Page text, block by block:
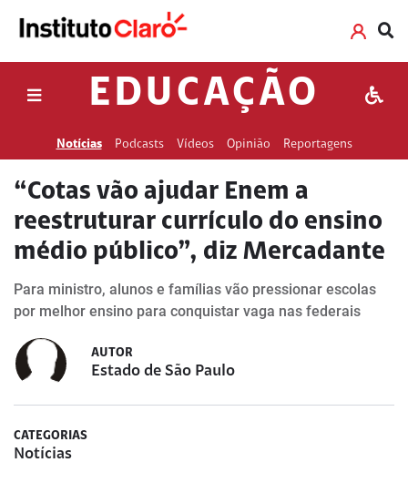
EDUCAÇÃO
Notícias Podcasts Vídeos Opinião Reportagens
“Cotas vão ajudar Enem a
reestruturar currículo do ensino
médio público”, diz Mercadante
Para ministro, alunos e famílias vão pressionar escolas
por melhor ensino para conquistar vaga nas federais
AUTOR
Estado de São Paulo
CATEGORIAS
Notícias